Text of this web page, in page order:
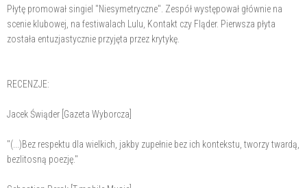
Płytę promował singiel "Niesymetryczne". Zespół występował głównie na
scenie klubowej, na festiwalach Lulu, Kontakt czy Fląder. Pierwsza płyta
została entuzjastycznie przyjęta przez krytykę.
RECENZJE:
Jacek Świąder [Gazeta Wyborcza]
"(...)Bez respektu dla wielkich, jakby zupełnie bez ich kontekstu, tworzy twardą,
bezlitosną poezję."